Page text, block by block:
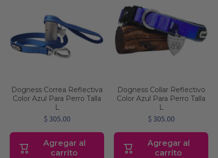
Dogness Correa Reflectiva
Color Azul Para Perro Talla
L
$ 305.00
Agregar al
carrito
Dogness Collar Reflectivo
Color Azul Para Perro Talla
L
$ 305.00
Agregar al
carrito